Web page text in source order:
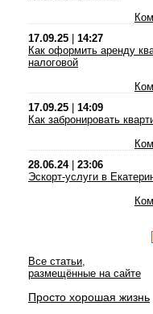
17.09.25
14:27
Как оформить аренду
налоговой
17.09.25
14:09
Как забронировать
28.06.24| 23:06
Эскорт-услуги в
Все статьи,
размещённые на сайте
Просто хорошая жизнь